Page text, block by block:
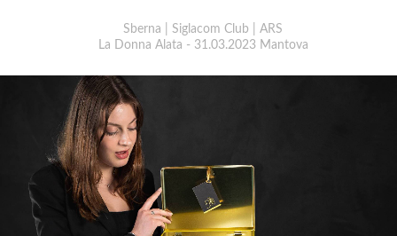
Sberna | Siglacom Club | ARS
La Donna Alata - 31.03.2023 Mantova